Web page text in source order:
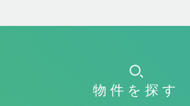
物件を探す